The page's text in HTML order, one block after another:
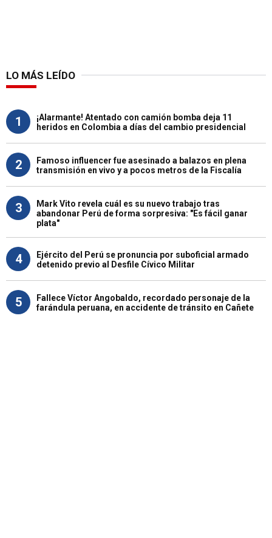
LO MÁS LEÍDO
1
¡Alarmante! Atentado con camión bomba deja 11
heridos en Colombia a días del cambio presidencial
2
Famoso influencer fue asesinado a balazos en plena
transmisión en vivo y a pocos metros de la Fiscalía
3
Mark Vito revela cuál es su nuevo trabajo tras
abandonar Perú de forma sorpresiva: "Es fácil ganar
plata"
4
Ejército del Perú se pronuncia por suboficial armado
detenido previo al Desfile Cívico Militar
5
Fallece Víctor Angobaldo, recordado personaje de la
farándula peruana, en accidente de tránsito en Cañete